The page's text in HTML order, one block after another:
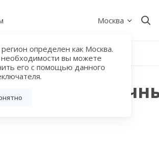
Москва
определен как Москва.
вы можете
его с помощью данного
центр